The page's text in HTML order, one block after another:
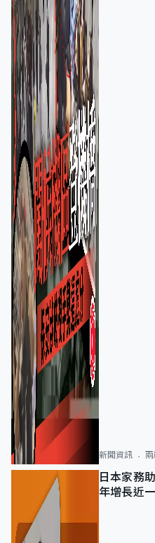
新聞資訊
日本家務
年增長近